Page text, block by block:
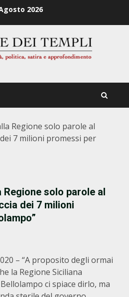
2026
Regione solo parole al
7 milioni promessi per
Regione solo parole al
dei 7 milioni
– “A proposito degli ormai
la Regione Siciliana
ci spiace dirlo, ma